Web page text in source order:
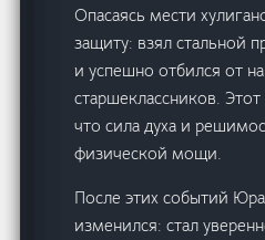
Опасаясь мести
защиту: взял стальной
и успешно отбился от
старшеклассников. Этот
что сила духа и
физической мощи.
После этих событий
изменился: стал